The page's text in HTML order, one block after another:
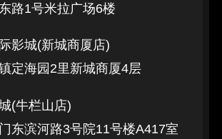
路1号米拉广场6楼
影城(新城商厦店)
定海园2里新城商厦4层
(牛栏山店)
东滨河路3号院11号楼A417室